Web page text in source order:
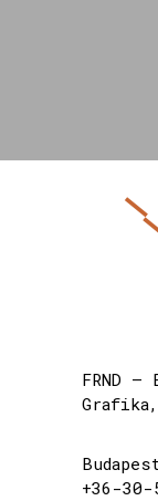
FRND
+36-30-